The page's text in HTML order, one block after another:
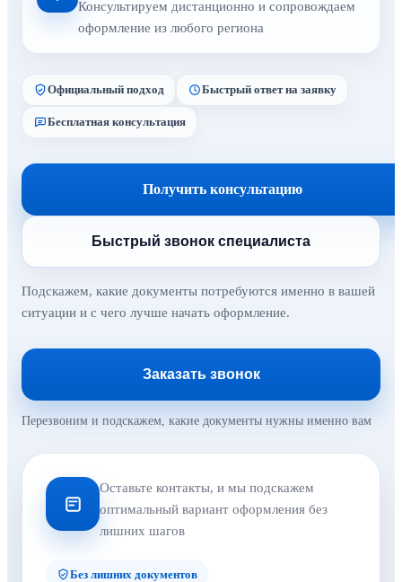
Консультируем дистанционно и сопровождаем
оформление из любого региона
Официальный подход Быстрый ответ на заявку
Бесплатная консультация
Получить консультацию
Быстрый звонок специалиста
Подскажем, какие документы потребуются именно в вашей
ситуации и с чего лучше начать оформление.
Заказать звонок
Перезвоним и подскажем, какие документы нужны именно вам
Оставьте контакты, и мы подскажем
оптимальный вариант оформления без
лишних шагов
Без лишних документов